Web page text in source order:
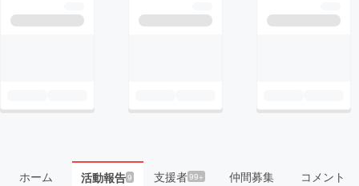
ホーム 活動報告9 支援者99+ 仲間募集 コメント